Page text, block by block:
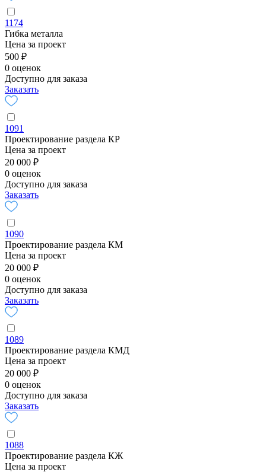
1174
Гибка металла
Цена за проект
500 ₽
0 оценок
Доступно для заказа
Заказать
1091
Проектирование раздела КР
Цена за проект
20 000 ₽
0 оценок
Доступно для заказа
Заказать
1090
Проектирование раздела КМ
Цена за проект
20 000 ₽
0 оценок
Доступно для заказа
Заказать
1089
Проектирование раздела КМД
Цена за проект
20 000 ₽
0 оценок
Доступно для заказа
Заказать
1088
Проектирование раздела КЖ
Цена за проект